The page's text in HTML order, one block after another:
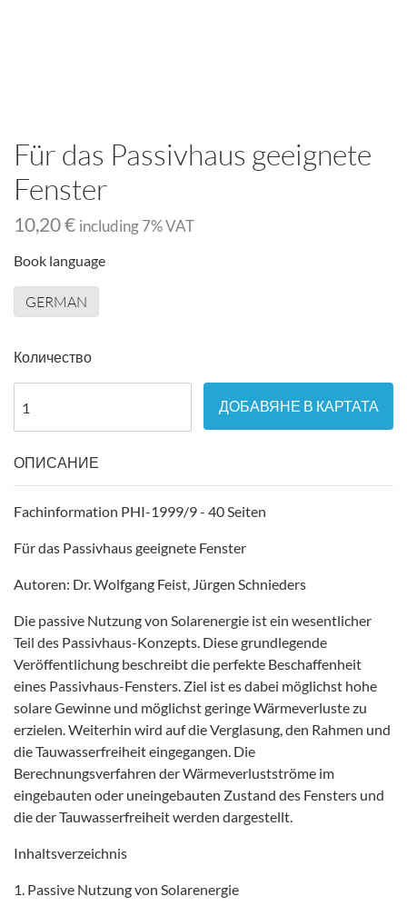
Für das Passivhaus geeignete
Fenster
10,20 € including 7% VAT
Book language
GERMAN
Количество
ДОБАВЯНЕ В КАРТАТА
ОПИСАНИЕ
Fachinformation PHI-1999/9 - 40 Seiten
Für das Passivhaus geeignete Fenster
Autoren: Dr. Wolfgang Feist, Jürgen Schnieders
Die passive Nutzung von Solarenergie ist ein wesentlicher
Teil des Passivhaus-Konzepts. Diese grundlegende
Veröffentlichung beschreibt die perfekte Beschaffenheit
eines Passivhaus-Fensters. Ziel ist es dabei möglichst hohe
solare Gewinne und möglichst geringe Wärmeverluste zu
erzielen. Weiterhin wird auf die Verglasung, den Rahmen und
die Tauwasserfreiheit eingegangen. Die
Berechnungsverfahren der Wärmeverlustströme im
eingebauten oder uneingebauten Zustand des Fensters und
die der Tauwasserfreiheit werden dargestellt.
Inhaltsverzeichnis
1. Passive Nutzung von Solarenergie